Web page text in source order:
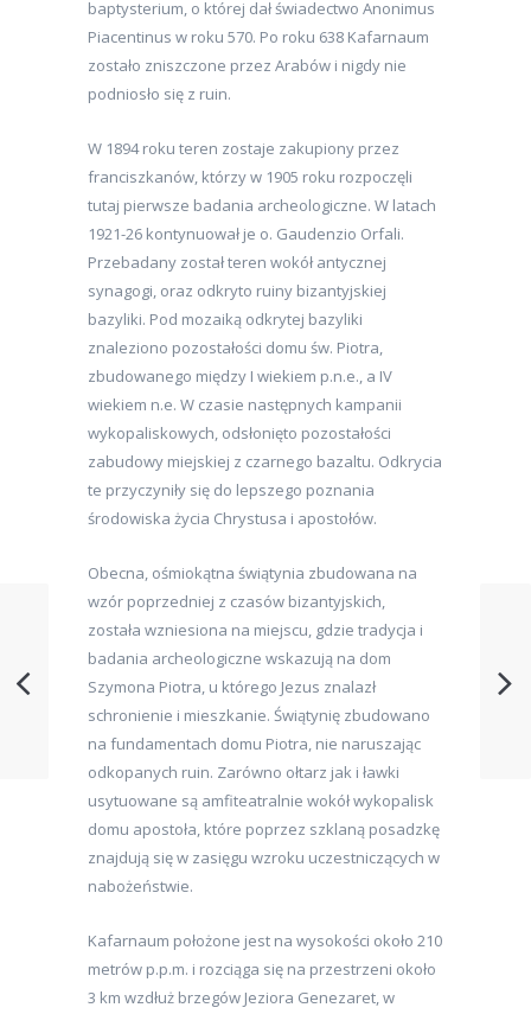
baptysterium, o której dał świadectwo Anonimus
Piacentinus w roku 570. Po roku 638 Kafarnaum
zostało zniszczone przez Arabów i nigdy nie
podniosło się z ruin.
W 1894 roku teren zostaje zakupiony przez
franciszkanów, którzy w 1905 roku rozpoczęli
tutaj pierwsze badania archeologiczne. W latach
1921-26 kontynuował je o. Gaudenzio Orfali.
Przebadany został teren wokół antycznej
synagogi, oraz odkryto ruiny bizantyjskiej
bazyliki. Pod mozaiką odkrytej bazyliki
znaleziono pozostałości domu św. Piotra,
zbudowanego między I wiekiem p.n.e., a IV
wiekiem n.e. W czasie następnych kampanii
wykopaliskowych, odsłonięto pozostałości
zabudowy miejskiej z czarnego bazaltu. Odkrycia
te przyczyniły się do lepszego poznania
środowiska życia Chrystusa i apostołów.
Obecna, ośmiokątna świątynia zbudowana na
wzór poprzedniej z czasów bizantyjskich,
została wzniesiona na miejscu, gdzie tradycja i
badania archeologiczne wskazują na dom
Szymona Piotra, u którego Jezus znalazł
schronienie i mieszkanie. Świątynię zbudowano
na fundamentach domu Piotra, nie naruszając
odkopanych ruin. Zarówno ołtarz jak i ławki
usytuowane są amfiteatralnie wokół wykopalisk
domu apostoła, które poprzez szklaną posadzkę
znajdują się w zasięgu wzroku uczestniczących w
nabożeństwie.
Kafarnaum położone jest na wysokości około 210
metrów p.p.m. i rozciąga się na przestrzeni około
3 km wzdłuż brzegów Jeziora Genezaret, w